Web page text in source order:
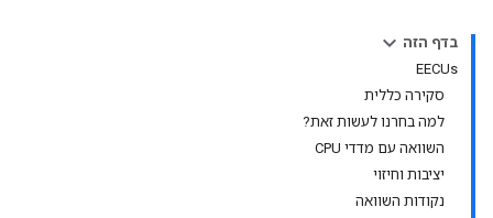
בדף הזה
EECUs
סקירה כללית
למה בחרנו לעשות זאת?
השוואה עם מדדי CPU
יציבות וחיזוי
נקודות השוואה